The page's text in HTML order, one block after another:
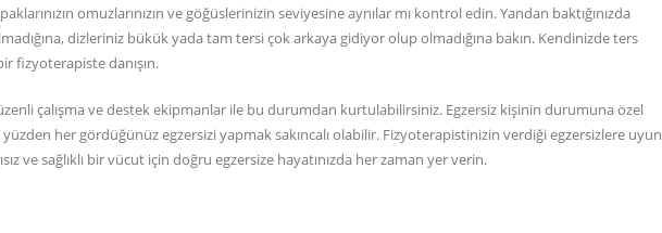
omuzlarınızın ve göğüslerinizin seviyesine aynılar mı kontrol edin. Yandan baktığınızda
dizleriniz bükük yada tam tersi çok arkaya gidiyor olup olmadığına bakın. Kendinizde ters
fizyoterapiste danışın.
çalışma ve destek ekipmanlar ile bu durumdan kurtulabilirsiniz. Egzersiz kişinin durumuna özel
her gördüğünüz egzersizi yapmak sakıncalı olabilir. Fizyoterapistinizin verdiği egzersizlere uyun
ve sağlıklı bir vücut için doğru egzersize hayatınızda her zaman yer verin.